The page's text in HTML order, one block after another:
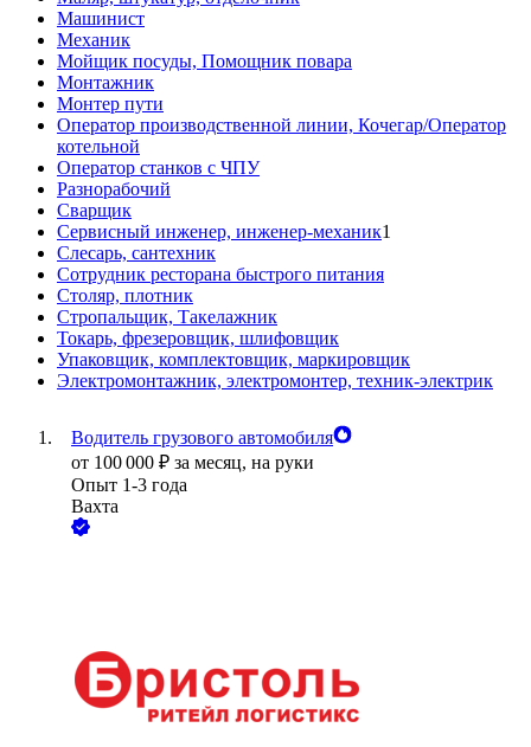
Машинист
Механик
Мойщик посуды, Помощник повара
Монтажник
Монтер пути
Оператор производственной линии, Кочегар/Оператор
котельной
Оператор станков с ЧПУ
Разнорабочий
Сварщик
Сервисный инженер, инженер-механик1
Слесарь, сантехник
Сотрудник ресторана быстрого питания
Столяр, плотник
Стропальщик, Такелажник
Токарь, фрезеровщик, шлифовщик
Упаковщик, комплектовщик, маркировщик
Электромонтажник, электромонтер, техник-электрик
Водитель грузового автомобиля
от 100 000 ₽ за месяц, на руки
Опыт 1-3 года
Вахта